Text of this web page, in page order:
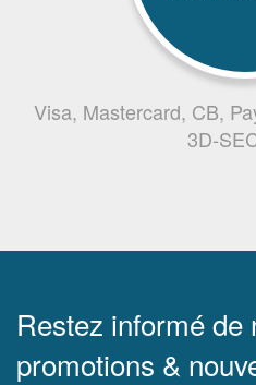
Visa, Mastercard, CB,
3D-
Restez informé de
promotions &